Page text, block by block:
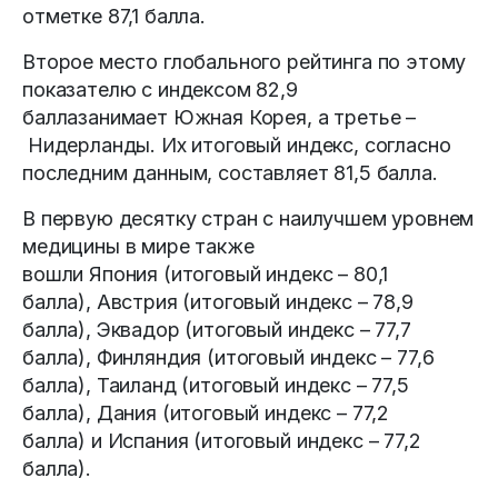
отметке 87,1 балла.
Второе место глобального рейтинга по этому
показателю с индексом 82,9
баллазанимает Южная Корея, а третье –
Нидерланды. Их итоговый индекс, согласно
последним данным, составляет 81,5 балла.
В первую десятку стран с наилучшем уровнем
медицины в мире также
вошли Япония (итоговый индекс – 80,1
балла), Австрия (итоговый индекс – 78,9
балла), Эквадор (итоговый индекс – 77,7
балла), Финляндия (итоговый индекс – 77,6
балла), Таиланд (итоговый индекс – 77,5
балла), Дания (итоговый индекс – 77,2
балла) и Испания (итоговый индекс – 77,2
балла).